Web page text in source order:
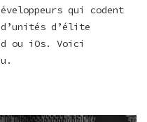
qui codent
d’élite
ou iOs. Voici